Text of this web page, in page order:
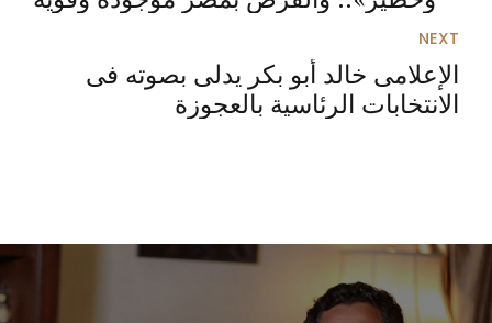
NEXT
الإعلامى خالد أبو بكر يدلى بصوته فى
الانتخابات الرئاسية بالعجوزة